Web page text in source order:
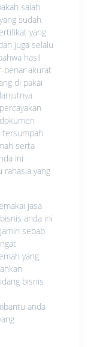
salah
sudah
yang
juga selalu
hasil
benar akurat
di pakai
tersumpah
serta
ini
rahasia yang
jasa
anda ini
sebab
yang
bisnis
anda